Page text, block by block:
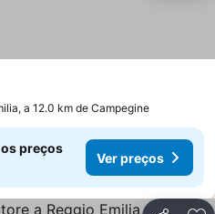
a 12.0 km de Campegine
preços
Ver preços